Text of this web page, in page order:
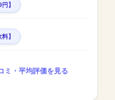
】
】
ミ・平均評価を見る